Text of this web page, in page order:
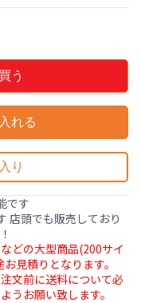
う
れる
り
です
店頭でも販売しており
どの大型商品(200サイ
見積りとなります。
文前に送料について必
うお願い致します。